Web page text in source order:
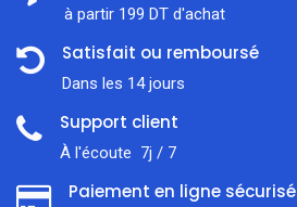
à partir 199 DT d'achat
Satisfait ou remboursé
Dans les 14 jours
Support client
À l'écoute 7j / 7
Paiement en ligne sécurisé